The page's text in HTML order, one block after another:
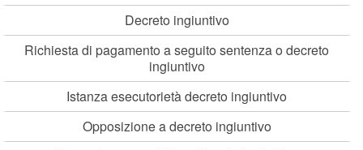
Decreto ingiuntivo
Richiesta di pagamento a seguito sentenza o decreto
ingiuntivo
Istanza esecutorietà decreto ingiuntivo
Opposizione a decreto ingiuntivo